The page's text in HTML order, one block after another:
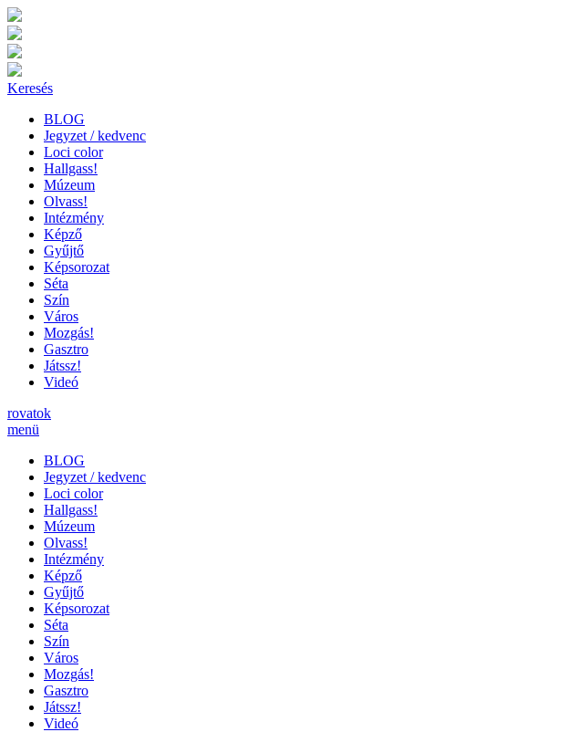
Keresés
BLOG
Jegyzet / kedvenc
Loci color
Hallgass!
Múzeum
Olvass!
Intézmény
Képző
Gyűjtő
Képsorozat
Séta
Szín
Város
Mozgás!
Gasztro
Játssz!
Videó
rovatok
menü
BLOG
Jegyzet / kedvenc
Loci color
Hallgass!
Múzeum
Olvass!
Intézmény
Képző
Gyűjtő
Képsorozat
Séta
Szín
Város
Mozgás!
Gasztro
Játssz!
Videó